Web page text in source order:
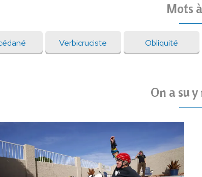
Mots
Verbicruciste Obliquité
On a su